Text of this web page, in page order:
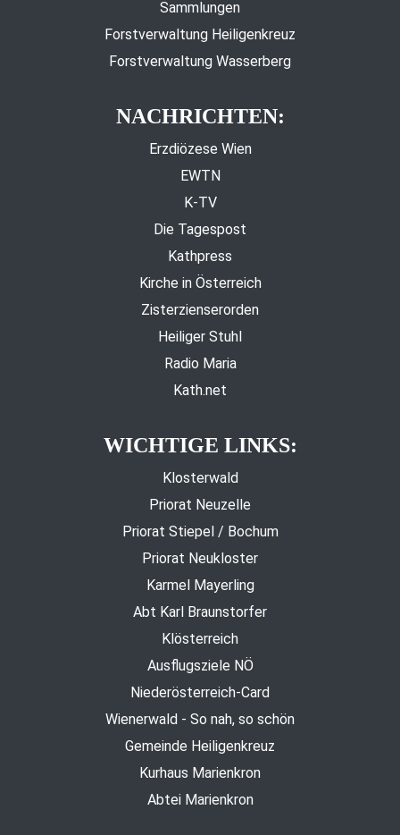
Sammlungen
Forstverwaltung Heiligenkreuz
Forstverwaltung Wasserberg
NACHRICHTEN:
Erzdiözese Wien
EWTN
K-TV
Die Tagespost
Kathpress
Kirche in Österreich
Zisterzienserorden
Heiliger Stuhl
Radio Maria
Kath.net
WICHTIGE LINKS:
Klosterwald
Priorat Neuzelle
Priorat Stiepel / Bochum
Priorat Neukloster
Karmel Mayerling
Abt Karl Braunstorfer
Klösterreich
Ausflugsziele NÖ
Niederösterreich-Card
Wienerwald - So nah, so schön
Gemeinde Heiligenkreuz
Kurhaus Marienkron
Abtei Marienkron